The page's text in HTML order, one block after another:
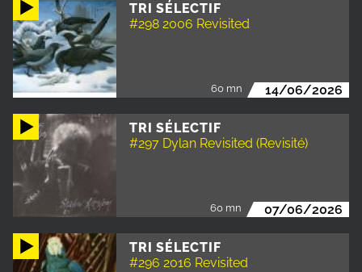
TRI SÉLECTIF
#298 2006 Revisited
60 mn 14/06/2026
TRI SÉLECTIF
#297 Dylan Revisited (Revisité)
60 mn 07/06/2026
TRI SÉLECTIF
#296 2016 Revisited